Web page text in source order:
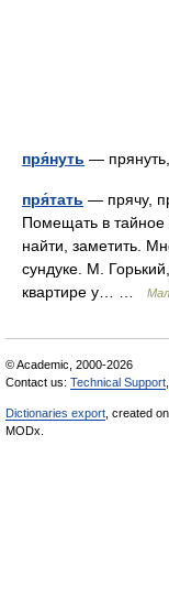
пря́нуть —
пря́тать — прячу,
Помещать в тайное
найти, заметить.
сундуке. М.
квартире у… …
© Academic, 2000-2026
Contact us: Technical Support
Dictionaries export , created
MODx.